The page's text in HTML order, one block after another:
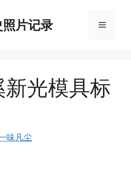
片记录 菜
光模具标
味凡尘